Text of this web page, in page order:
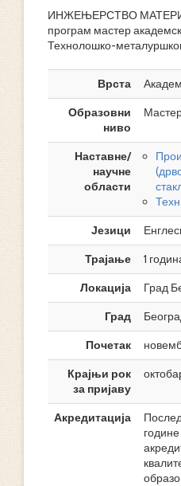
ИНЖЕЊЕРСТВО
програм мастер
Технолошко-
Врста
Образовни
ниво
Наставне/
научне
области
Језици
Трајање
1
Локација
Град
Град
Почетак
Крајњи рок
за пријаву
Акредитација